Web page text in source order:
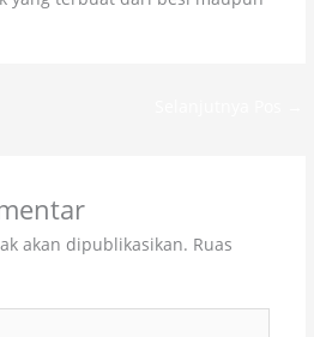
akan dipublikasikan. Ruas